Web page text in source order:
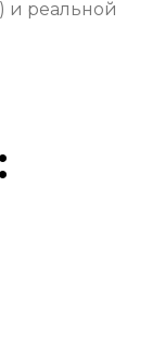
и реальной